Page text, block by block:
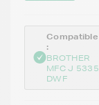
Compatible
:
BROTHER
MFC J 5335
DWF